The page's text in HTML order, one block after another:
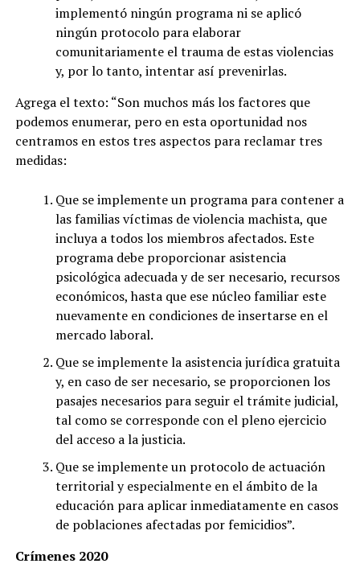
implementó ningún programa ni se aplicó
ningún protocolo para elaborar
comunitariamente el trauma de estas violencias
y, por lo tanto, intentar así prevenirlas.
Agrega el texto: “Son muchos más los factores que
podemos enumerar, pero en esta oportunidad nos
centramos en estos tres aspectos para reclamar tres
medidas:
Que se implemente un programa para contener a
las familias víctimas de violencia machista, que
incluya a todos los miembros afectados. Este
programa debe proporcionar asistencia
psicológica adecuada y de ser necesario, recursos
económicos, hasta que ese núcleo familiar este
nuevamente en condiciones de insertarse en el
mercado laboral.
Que se implemente la asistencia jurídica gratuita
y, en caso de ser necesario, se proporcionen los
pasajes necesarios para seguir el trámite judicial,
tal como se corresponde con el pleno ejercicio
del acceso a la justicia.
Que se implemente un protocolo de actuación
territorial y especialmente en el ámbito de la
educación para aplicar inmediatamente en casos
de poblaciones afectadas por femicidios”.
Crímenes 2020